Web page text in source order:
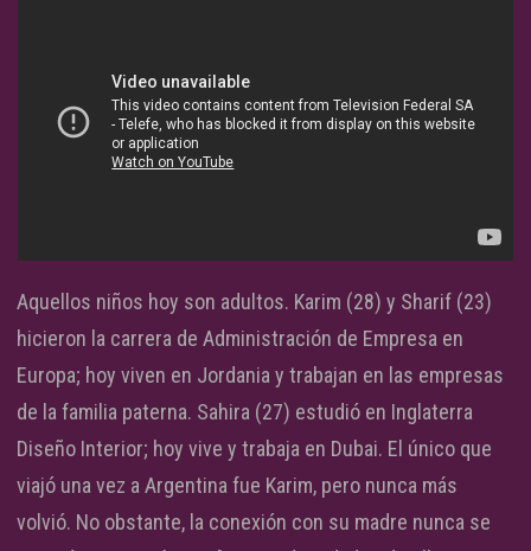
Aquellos niños hoy son adultos. Karim (28) y Sharif (23)
hicieron la carrera de Administración de Empresa en
Europa; hoy viven en Jordania y trabajan en las empresas
de la familia paterna. Sahira (27) estudió en Inglaterra
Diseño Interior; hoy vive y trabaja en Dubai. El único que
viajó una vez a Argentina fue Karim, pero nunca más
volvió. No obstante, la conexión con su madre nunca se